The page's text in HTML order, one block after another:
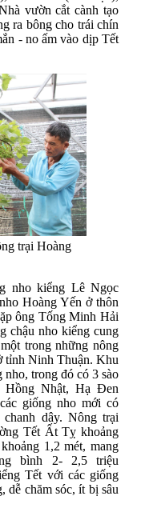
vườn cắt cành tạo
ra bông cho trái chín
- no ấm vào dịp Tết
trại Hoàng
nho kiểng Lê Ngọc
Hoàng Yến ở thôn
ông Tống Minh Hải
chậu nho kiểng cung
trong những nông
tỉnh Ninh Thuận. Khu
trong đó có 3 sào
Hồng Nhật, Hạ Đen
giống nho mới có
dây. Nông trại
Tết Ất Tỵ khoảng
1,2 mét, mang
bình 2- 2,5 triệu
Tết với các giống
dễ chăm sóc, ít bị sâu